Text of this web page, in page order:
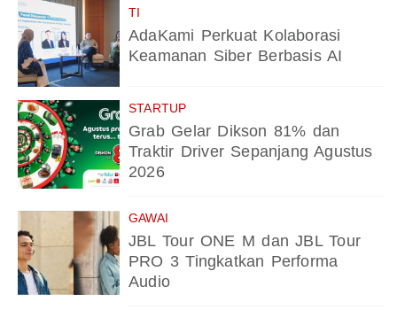
TI
AdaKami Perkuat Kolaborasi
Keamanan Siber Berbasis AI
STARTUP
Grab Gelar Dikson 81% dan
Traktir Driver Sepanjang Agustus
2026
GAWAI
JBL Tour ONE M dan JBL Tour
PRO 3 Tingkatkan Performa
Audio